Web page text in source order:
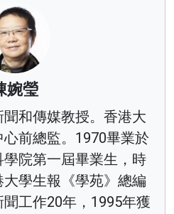
婉瑩
和傳媒教授。香港大
前總監。1970畢業於
院第一屆畢業生，時
學生報《學苑》總編
工作20年，1995年獲